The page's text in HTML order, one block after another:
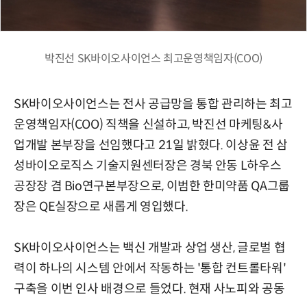
박진선 SK바이오사이언스 최고운영책임자(COO)
SK바이오사이언스는 전사 공급망을 통합 관리하는 최고
운영책임자(COO) 직책을 신설하고, 박진선 마케팅&사
업개발 본부장을 선임했다고 21일 밝혔다. 이상윤 전 삼
성바이오로직스 기술지원센터장은 경북 안동 L하우스
공장장 겸 Bio연구본부장으로, 이범한 한미약품 QA그룹
장은 QE실장으로 새롭게 영입했다.
SK바이오사이언스는 백신 개발과 상업 생산, 글로벌 협
력이 하나의 시스템 안에서 작동하는 '통합 컨트롤타워'
구축을 이번 인사 배경으로 들었다. 현재 사노피와 공동